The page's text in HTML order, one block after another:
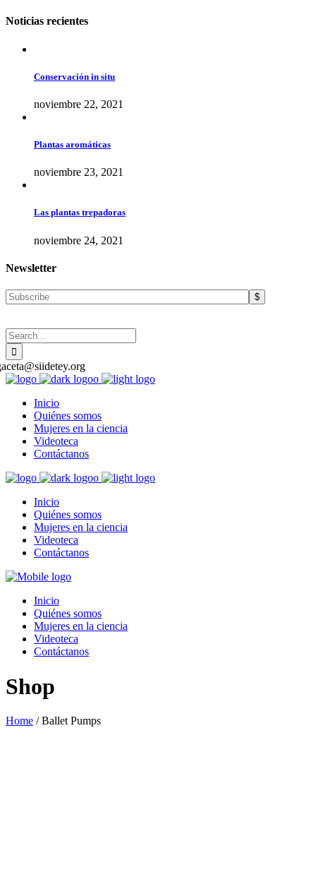
Noticias recientes
Conservación in situ
noviembre 22, 2021
Plantas aromáticas
noviembre 23, 2021
Las plantas trepadoras
noviembre 24, 2021
Newsletter
Inicio
Quiénes somos
Mujeres en la ciencia
Videoteca
Contáctanos
Inicio
Quiénes somos
Mujeres en la ciencia
Videoteca
Contáctanos
Inicio
Quiénes somos
Mujeres en la ciencia
Videoteca
Contáctanos
Shop
Home /Ballet Pumps